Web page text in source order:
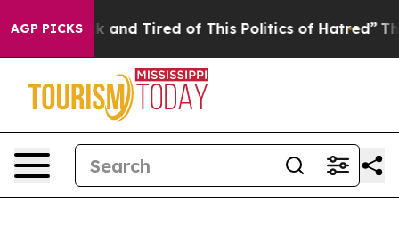
AGP PICKS
Sick and Tired of This Politics of Hatred” The Story